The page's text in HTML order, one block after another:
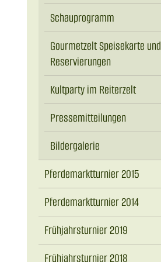
Schauprogramm
Gourmetzelt Speisekarte und
Reservierungen
Kultparty im Reiterzelt
Pressemitteilungen
Bildergalerie
Pferdemarktturnier 2015
Pferdemarktturnier 2014
Frühjahrsturnier 2019
Frühjahrsturnier 2018